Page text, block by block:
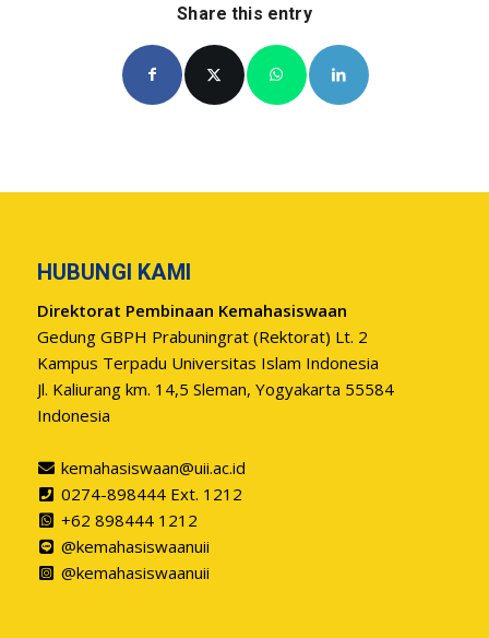
Share this entry
HUBUNGI KAMI
Direktorat Pembinaan Kemahasiswaan
Gedung GBPH Prabuningrat (Rektorat) Lt. 2
Kampus Terpadu Universitas Islam Indonesia
Jl. Kaliurang km. 14,5 Sleman, Yogyakarta 55584
Indonesia
kemahasiswaan@uii.ac.id
0274-898444 Ext. 1212
+62 898444 1212
@kemahasiswaanuii
@kemahasiswaanuii